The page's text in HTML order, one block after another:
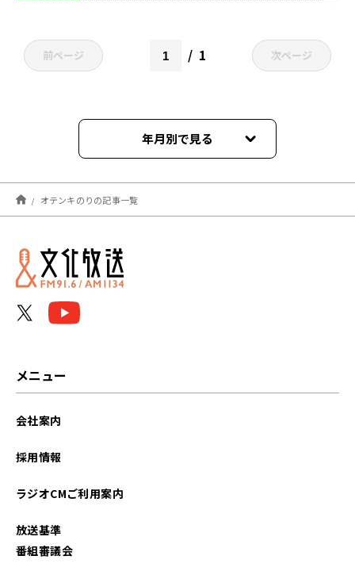
前ページ 1 次ページ
年月別で見る
2026年04月
2025年09月
2025年01月
オテンキのりの記事一覧
メニュー
会社案内
採用情報
ラジオCMご利用案内
放送基準
番組審議会